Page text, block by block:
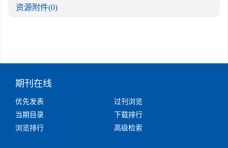
资源附件(0)
期刊在线
优先发表
过刊浏览
当期目录
下载排行
浏览排行
高级检索